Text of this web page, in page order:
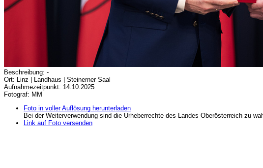
Beschreibung: -
Ort: Linz | Landhaus | Steinerner Saal
Aufnahmezeitpunkt: 14.10.2025
Fotograf: MM
Foto in voller Auflösung herunterladen
Bei der Weiterverwendung sind die Urheberrechte des Landes Oberösterreich zu
Link auf Foto versenden